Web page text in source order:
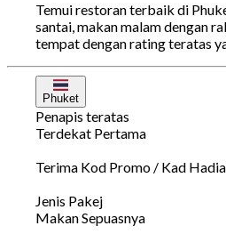
Temui restoran terbaik di
santai, makan malam dengan
tempat dengan rating teratas
Phuket
Penapis teratas
Terdekat Pertama
Terima Kod Promo / Kad
Jenis Pakej
Makan Sepuasnya